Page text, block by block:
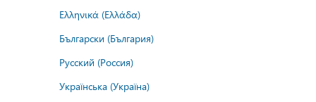
Ελληνικά (Ελλάδα)
Български (България)
Русский (Россия)
Українська (Україна)